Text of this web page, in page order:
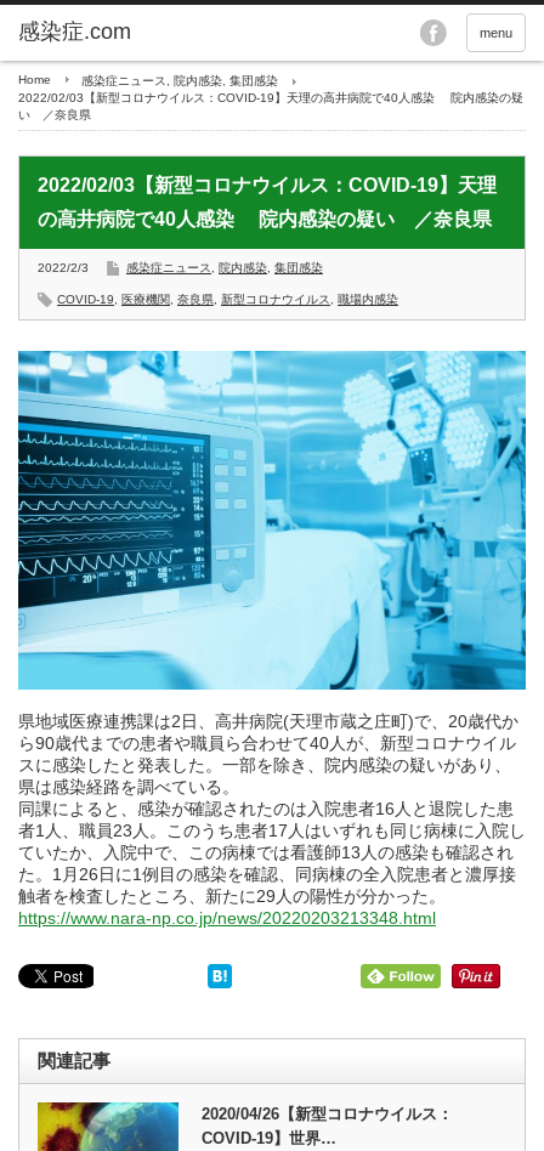
menu
Home 感染症ニュース 院内感染 集団感染
2022/02/03【新型コロナウイルス：COVID-19】天理の高井病院で40人感染 院内感染の疑
い ／奈良県
2022/02/03【新型コロナウイルス：COVID-19】天理
の高井病院で40人感染 院内感染の疑い ／奈良県
2022/2/3 感染症ニュース 院内感染 集団感染
COVID-19 医療機関 奈良県 新型コロナウイルス 職場内感染
県地域医療連携課は2日、高井病院(天理市蔵之庄町)で、20歳代か
ら90歳代までの患者や職員ら合わせて40人が、新型コロナウイル
スに感染したと発表した。一部を除き、院内感染の疑いがあり、
県は感染経路を調べている。
同課によると、感染が確認されたのは入院患者16人と退院した患
者1人、職員23人。このうち患者17人はいずれも同じ病棟に入院し
ていたか、入院中で、この病棟では看護師13人の感染も確認され
た。1月26日に1例目の感染を確認、同病棟の全入院患者と濃厚接
触者を検査したところ、新たに29人の陽性が分かった。
https://www.nara-np.co.jp/news/20220203213348.html
関連記事
2020/04/26【新型コロナウイルス：
COVID-19】世界…